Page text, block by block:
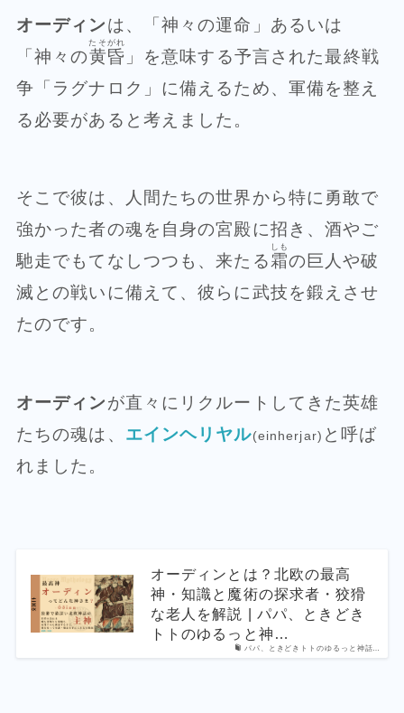
オーディンは、「神々の運命」あるいは
「神々の黄昏
たそがれ
」を意味する予言された最終戦
争「ラグナロク」に備えるため、軍備を整え
る必要があると考えました。
そこで彼は、人間たちの世界から特に勇敢で
強かった者の魂を自身の宮殿に招き、酒やご
馳走でもてなしつつも、来たる霜
しも
の巨人や破
滅との戦いに備えて、彼らに武技を鍛えさせ
たのです。
オーディンが直々にリクルートしてきた英雄
たちの魂は、 エインヘリヤル(einherjar) と呼ば
れました。
パパ、ときどきトトのゆるっと神話…
オーディンとは？北欧の最高
神・知識と魔術の探求者・狡猾
な老人を解説 | パパ、ときどき
トトのゆるっと神…